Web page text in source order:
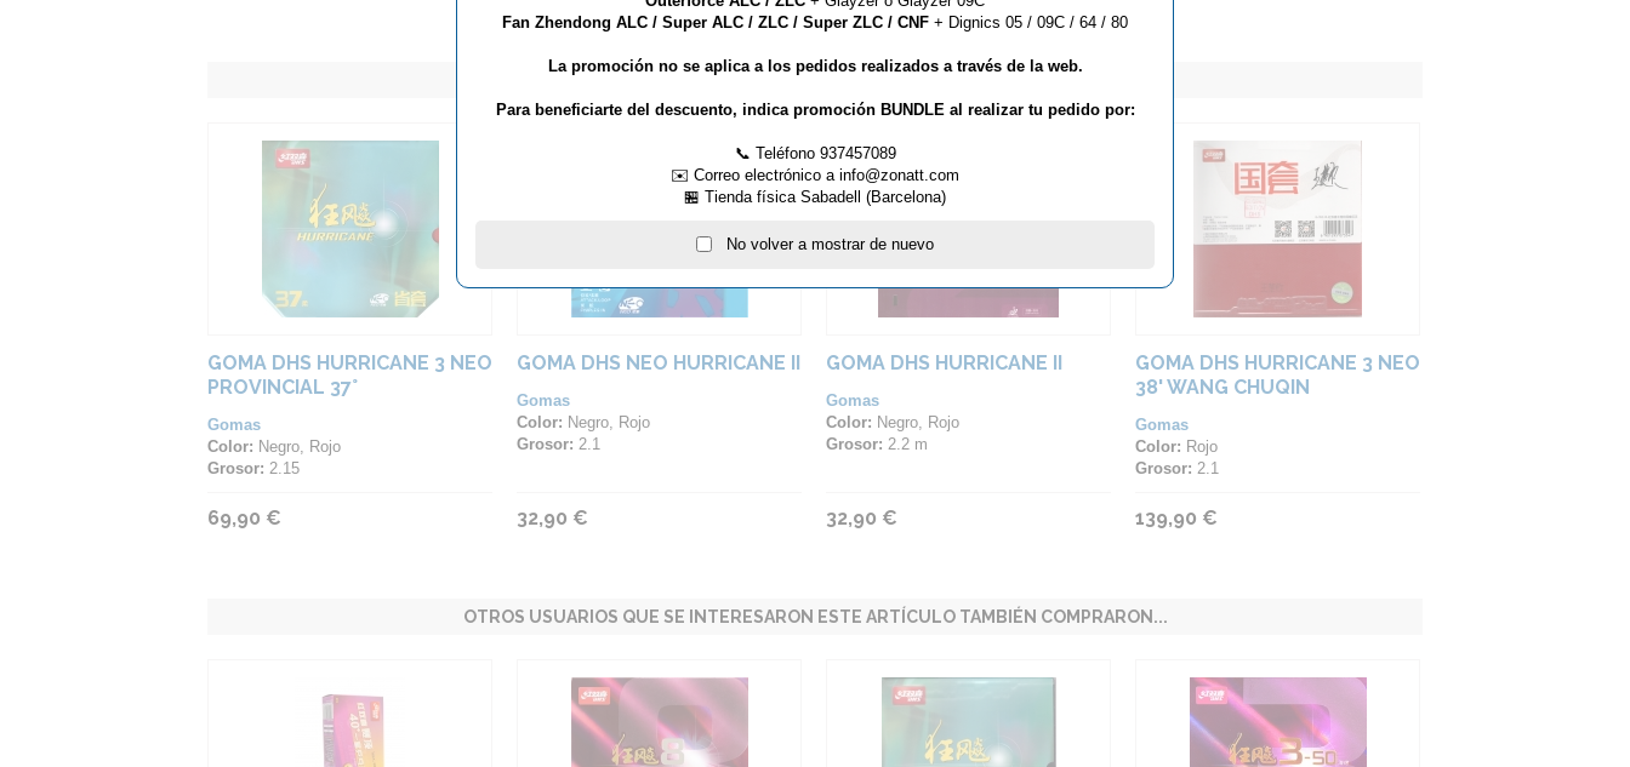
ARTÍCULOS QUE TE PUEDEN INTERESAR...
GOMA DHS HURRICANE 3 NEO
PROVINCIAL 37°
Gomas
Color: Negro, Rojo
Grosor: 2.15
69,90 €
GOMA DHS NEO HURRICANE II
Gomas
Color: Negro, Rojo
Grosor: 2.1
32,90 €
GOMA DHS HURRICANE II
Gomas
Color: Negro, Rojo
Grosor: 2.2 m
32,90 €
GOMA DHS HURRICANE 3 NEO
38' WANG CHUQIN
Gomas
Color: Rojo
Grosor: 2.1
139,90 €
OTROS USUARIOS QUE SE INTERESARON ESTE ARTÍCULO TAMBIÉN COMPRARON...
Fan Zhendong ALC / Super ALC / ZLC / Super ZLC / CNF + Dignics 05 / 09C / 64 / 80
La promoción no se aplica a los pedidos realizados a través de la web.
Para beneficiarte del descuento, indica promoción BUNDLE al realizar tu pedido por:
📞 Teléfono 937457089
✉️ Correo electrónico a info@zonatt.com
🏪 Tienda física Sabadell (Barcelona)
No volver a mostrar de nuevo